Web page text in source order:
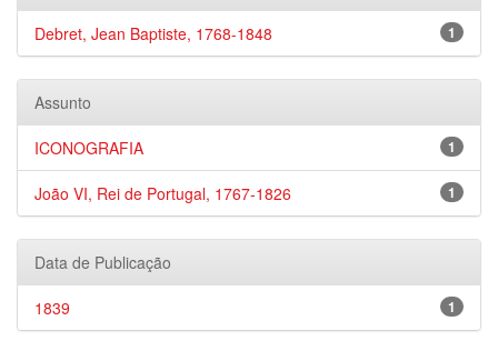
1
Debret, Jean Baptiste, 1768-1848
Assunto
1
ICONOGRAFIA
1
João VI, Rei de Portugal, 1767-1826
Data de Publicação
1
1839